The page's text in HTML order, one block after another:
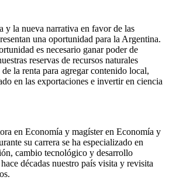
y la nueva narrativa en favor de las
una oportunidad para la Argentina.
es necesario ganar poder de
reservas de recursos naturales
la renta para agregar contenido local,
en las exportaciones e invertir en ciencia
en Economía y magíster en Economía y
su carrera se ha especializado en
cambio tecnológico y desarrollo
décadas nuestro país visita y revisita